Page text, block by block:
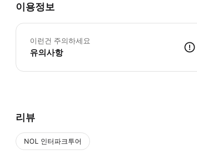
이용정보
이런건 주의하세요
유의사항
리뷰
NOL 인터파크투어